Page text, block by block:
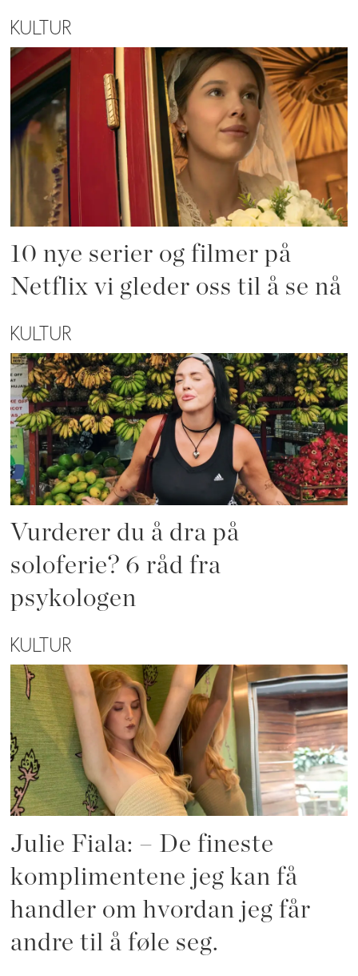
KULTUR
10 nye serier og filmer på
Netflix vi gleder oss til å se nå
KULTUR
Vurderer du å dra på
soloferie? 6 råd fra
psykologen
KULTUR
Julie Fiala: – De fineste
komplimentene jeg kan få
handler om hvordan jeg får
andre til å føle seg.